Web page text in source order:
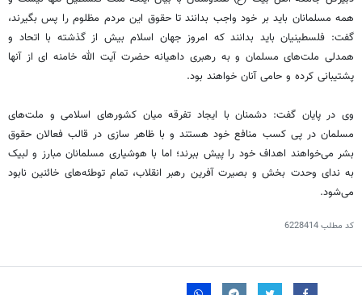
همه مسلمانان باید بر خود واجب بدانند تا حقوق این مردم مظلوم را پس بگیرند،
گفت: فلسطینیان باید بدانند که امروز جهان اسلام بیش از گذشته با اتحاد و
همدلی ملت‌های مسلمان و به رهبری داهیانهحضرت آیت الله خامنه ایاز آنها
پشتیبانی کرده و حامی آنان خواهند بود.
وی در پایان گفت: دشمنان با ایجاد تفرقه میان کشورهای اسلامی و ملت‌های
مسلمان در پی کسب منافع خود هستند و با ظاهر سازی در قالب فعالان حقوق
بشر می‌خواهند اهداف خود را پیش ببرند؛ اما با هوشیاری مسلمانان مبارز و لبیک
به ندای وحدت بخش و بصیرت آفرین رهبر انقلاب، تمام توطئه‌های خائنین نابود
می‌شود.
کد مطلب6228414